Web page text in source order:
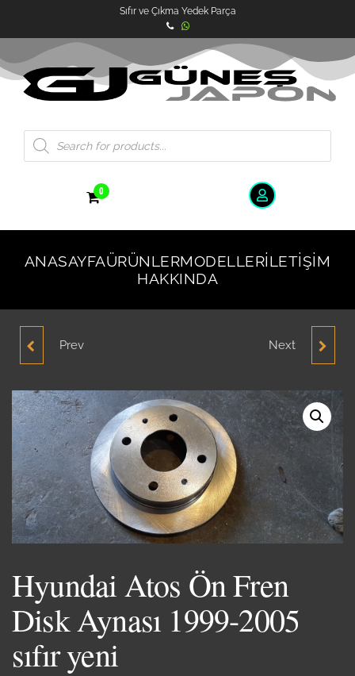
Sıfır ve Çıkma Yedek Parça
0
ANASAYFAÜRÜNLERMODELLERİLETIŞIM
HAKKINDA
HYUNDAI ACCENT SOL
KASA 1995-1996-1997-
1998-1999-2000
ORJINAL ÇIKMA PARÇA
Prev HYUNDAİ ACCENT 1.5
YUMURTA KASA TEK
KAPI 1996-1999 ORJİNAL
ÇIKMA
Next
Hyundai Atos Ön Fren
Disk Aynası 1999-2005
sıfır yeni